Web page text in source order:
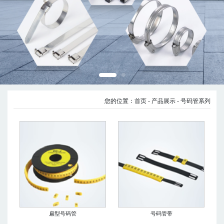
您的位置： 首页 - 产品展示 - 号码管系列
扁型号码管 号码管带